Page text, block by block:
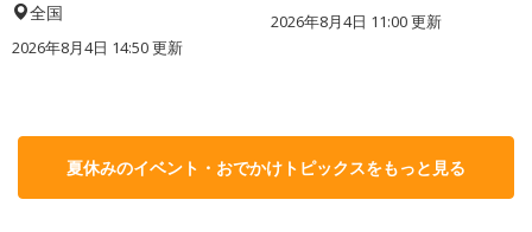
全国
2026年8月4日 14:50更新
2026年8月4日 11:00更新
夏休みのイベント・おでかけトピックスをもっと見る